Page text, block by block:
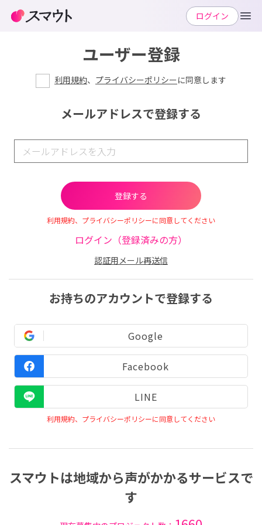
ユーザー登録
利用規約、 プライバシーポリシーに同意します
メールアドレスで登録する
利用規約、プライバシーポリシーに同意してください
ログイン（登録済みの方）
認証用メール再送信
お持ちのアカウントで登録する
Google
Facebook
LINE
利用規約、プライバシーポリシーに同意してください
スマウトは地域から声がかかるサービスで
す
ログイン